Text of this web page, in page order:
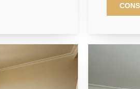
salle d'eau et
T5 de
entrée